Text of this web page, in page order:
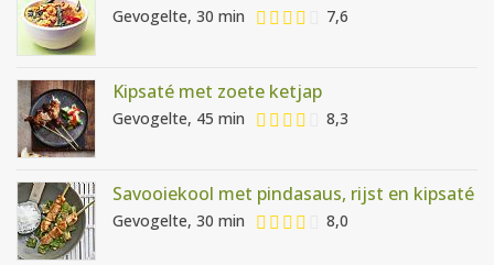
Gevogelte, 30 min 7,6
Kipsaté met zoete ketjap
Gevogelte, 45 min 8,3
Savooiekool met pindasaus, rijst en kipsaté
Gevogelte, 30 min 8,0